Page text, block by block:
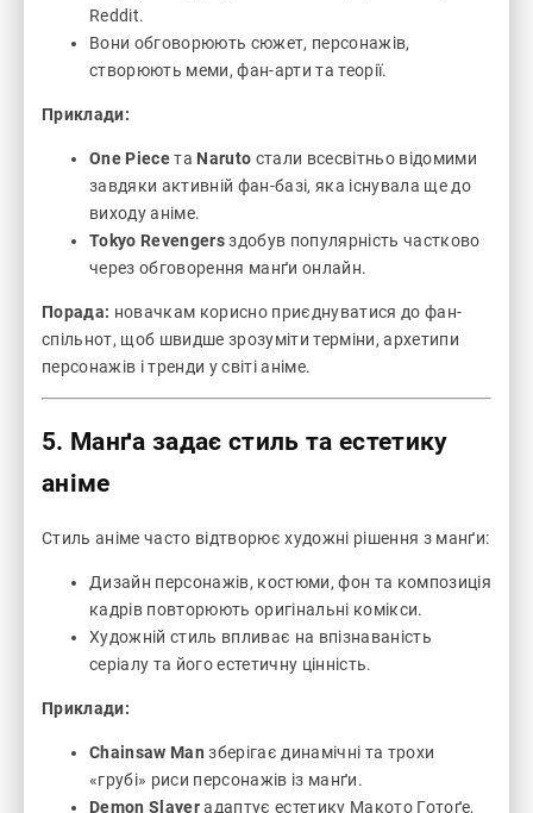
Reddit.
Вони обговорюють сюжет, персонажів,
створюють меми, фан-арти та теорії.
Приклади:
One Pieceта Naruto стали всесвітньо відомими
завдяки активній фан-базі, яка існувала ще до
виходу аніме.
Tokyo Revengersздобув популярність частково
через обговорення манґи онлайн.
Порада: новачкам корисно приєднуватися до фан-
спільнот, щоб швидше зрозуміти терміни, архетипи
персонажів і тренди у світі аніме.
5. Манґа задає стиль та естетику
аніме
Стиль аніме часто відтворює художні рішення з манґи:
Дизайн персонажів, костюми, фон та композиція
кадрів повторюють оригінальні комікси.
Художній стиль впливає на впізнаваність
серіалу та його естетичну цінність.
Приклади:
Chainsaw Man зберігає динамічні та трохи
«грубі» риси персонажів із манґи.
Demon Slayerадаптує естетику Макото Готоґе,